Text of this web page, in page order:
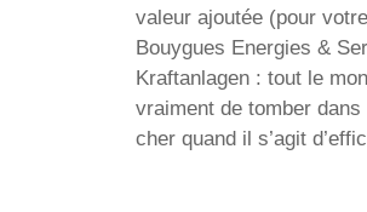
valeur ajoutée (pour
Bouygues Energies &
Kraftanlagen : tout le
vraiment de tomber
cher quand il s’agit